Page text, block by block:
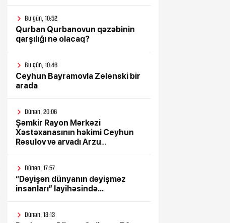
Bu gün, 10:52
Qurban Qurbanovun qəzəbinin
qarşılığı nə olacaq?
Bu gün, 10:46
Ceyhun Bayramovla Zelenski bir
arada
Dünən, 20:06
Şəmkir Rayon Mərkəzi
Xəstəxanasının həkimi Ceyhun
Rəsulov və arvadı Arzu
ölümü ilə bağlı Şəmkir rayon
prokrurluğunda araşdırma
aparılır
Dünən, 17:57
“Dəyişən dünyanın dəyişməz
insanları” layihəsində...
Dünən, 13:13